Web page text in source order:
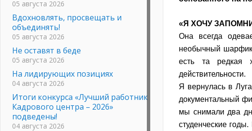
«Я ХОЧУ
Она всегда
необычный
есть та редкая
действительности.
Я вернулась в
документальный
мы снимали два
студенческие
05 августа 2026
Вдохновлять, просвещать и
объединять!
05 августа 2026
Не оставят в беде
05 августа 2026
На лидирующих позициях
04 августа 2026
Итоги конкурса «Лучший работник
Кадрового центра – 2026»
подведены!
04 августа 2026